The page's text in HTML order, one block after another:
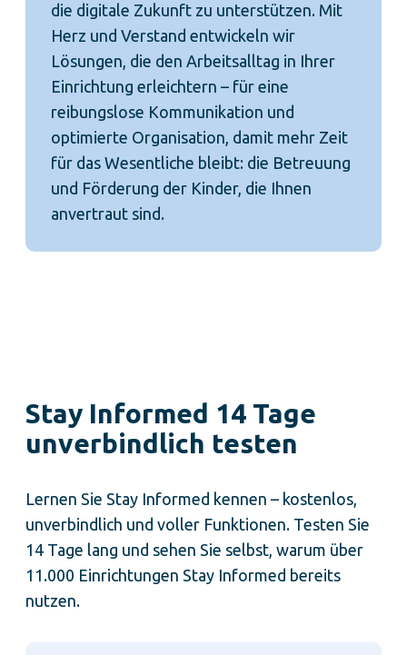
die digitale Zukunft zu unterstützen. Mit
Herz und Verstand entwickeln wir
Lösungen, die den Arbeitsalltag in Ihrer
Einrichtung erleichtern – für eine
reibungslose Kommunikation und
optimierte Organisation, damit mehr Zeit
für das Wesentliche bleibt: die Betreuung
und Förderung der Kinder, die Ihnen
anvertraut sind.
Stay Informed 14 Tage
unverbindlich testen
Lernen Sie Stay Informed kennen – kostenlos,
unverbindlich und voller Funktionen. Testen Sie
14 Tage lang und sehen Sie selbst, warum über
11.000 Einrichtungen Stay Informed bereits
nutzen.